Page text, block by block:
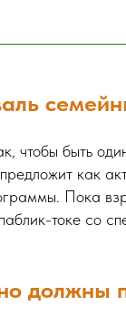
чтобы быть
как
Пока
токе со
должны